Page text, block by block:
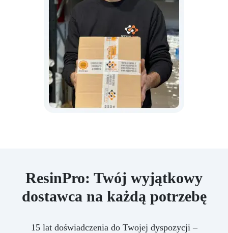
ResinPro: Twój wyjątkowy
dostawca na każdą potrzebę
15 lat doświadczenia do Twojej dyspozycji –